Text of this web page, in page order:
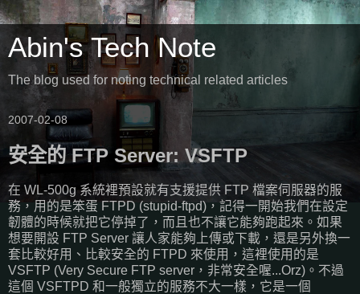
Abin's Tech Note
The blog used for noting technical related articles
2007-02-08
安全的 FTP Server: VSFTP
在 WL-500g 系統裡預設就有支援提供 FTP 檔案伺服器的服
務，用的是笨蛋 FTPD (stupid-ftpd)，記得一開始我們在設定
韌體的時候就把它停掉了，而且也不讓它能夠跑起來。如果
想要開設 FTP Server 讓人家能夠上傳或下載，還是另外換一
套比較好用、比較安全的 FTPD 來使用，這裡使用的是
VSFTP (Very Secure FTP server，非常安全喔...Orz)。不過
這個 VSFTPD 和一般獨立的服務不大一樣，它是一個